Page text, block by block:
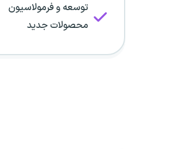
توسعه و فرمولاسیون
محصولات جدید